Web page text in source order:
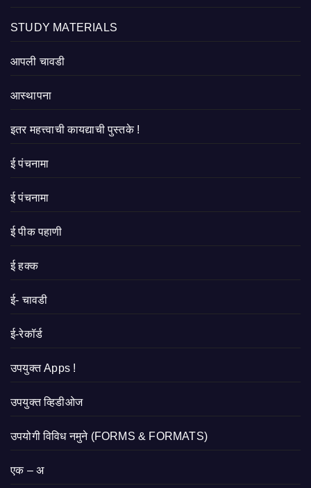
STUDY MATERIALS
आपली चावडी
आस्थापना
इतर महत्त्वाची कायद्याची पुस्तके !
ई पंचनामा
ई पंचनामा
ई पीक पहाणी
ई हक्क
ई- चावडी
ई-रेकॉर्ड
उपयुक्त Apps !
उपयुक्त व्हिडीओज
उपयोगी विविध नमुने (FORMS & FORMATS)
एक – अ